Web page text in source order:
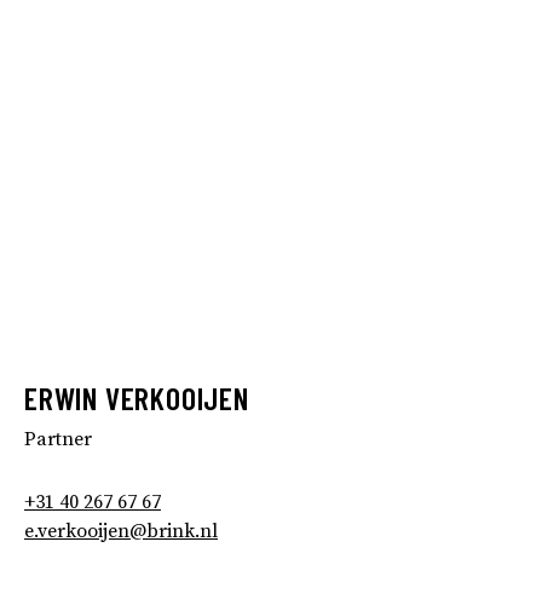
ERWIN VERKOOIJEN
Partner
+31 40 267 67 67
e.verkooijen@brink.nl